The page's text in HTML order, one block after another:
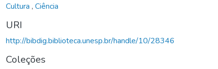
Cultura , Ciência
URI
http://bibdig.biblioteca.unesp.br/handle/10/28346
Coleções